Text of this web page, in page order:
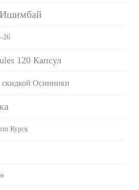
Ишимбай
26
120 Капсул
скидкой Осинники
Курск